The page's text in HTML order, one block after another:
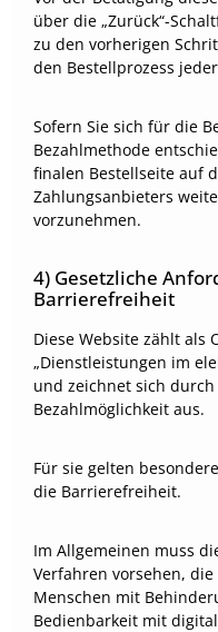
über die „Zurück“-
zu den vorherigen
den Bestellprozess
Sofern Sie sich für die
Bezahlmethode
finalen Bestellseite auf
Zahlungsanbieters
vorzunehmen.
4) Gesetzliche
Barrierefreiheit
Diese Website zählt als
„Dienstleistungen im
und zeichnet sich
Bezahlmöglichkeit aus.
Für sie gelten
die Barrierefreiheit.
Im Allgemeinen muss
Verfahren vorsehen,
Menschen mit
Bedienbarkeit mit